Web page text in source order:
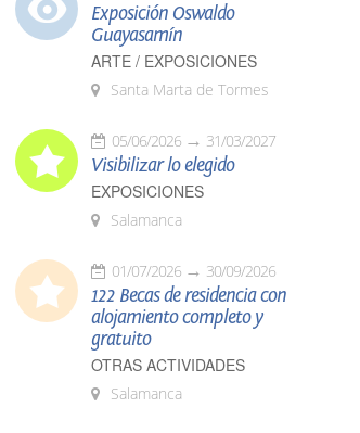
Exposición Oswaldo
Guayasamín
ARTE / EXPOSICIONES
Santa Marta de Tormes
05/06/2026 31/03/2027
Visibilizar lo elegido
EXPOSICIONES
Salamanca
01/07/2026 30/09/2026
122 Becas de residencia con
alojamiento completo y
gratuito
OTRAS ACTIVIDADES
Salamanca